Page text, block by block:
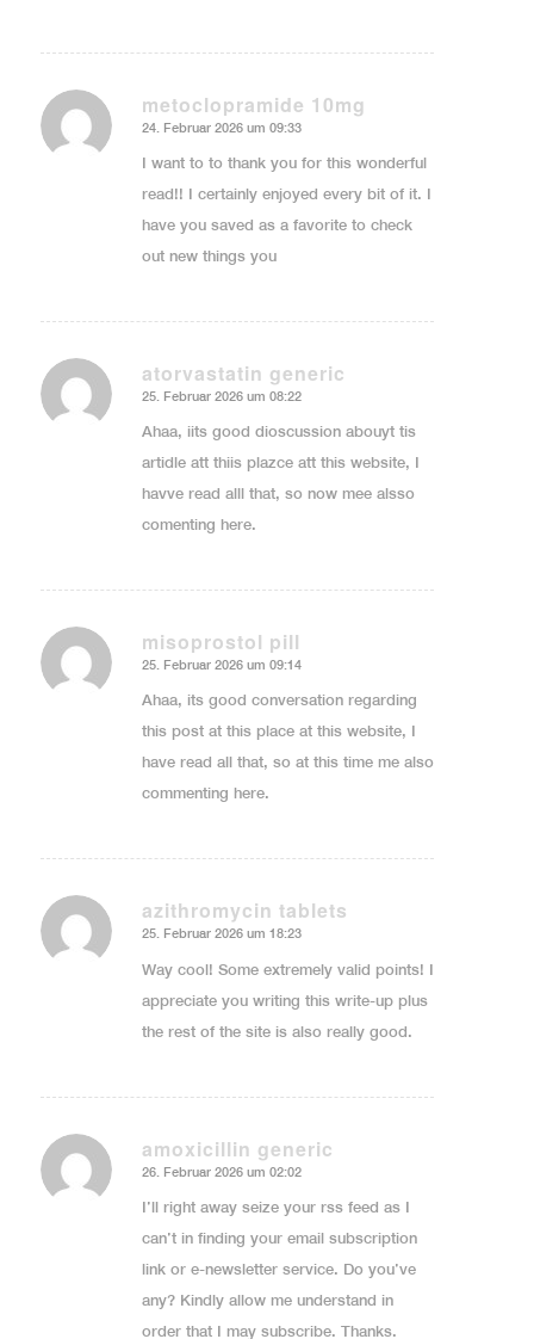
metoclopramide 10mg
sagte:
24. Februar 2026 um 09:33
I want to to thank you for this wonderful
read!! I certainly enjoyed every bit of it. I
have you saved as a favorite to check
out new things you
atorvastatin generic
sagte:
25. Februar 2026 um 08:22
Ahaa, iits good dioscussion abouyt tis
artidle att thiis plazce att this website, I
havve read alll that, so now mee alsso
comenting here.
misoprostol pill
sagte:
25. Februar 2026 um 09:14
Ahaa, its good conversation regarding
this post at this place at this website, I
have read all that, so at this time me also
commenting here.
azithromycin tablets
sagte:
25. Februar 2026 um 18:23
Way cool! Some extremely valid points! I
appreciate you writing this write-up plus
the rest of the site is also really good.
amoxicillin generic
sagte:
26. Februar 2026 um 02:02
I’ll right away seize your rss feed as I
can’t in finding your email subscription
link or e-newsletter service. Do you’ve
any? Kindly allow me understand in
order that I may subscribe. Thanks.